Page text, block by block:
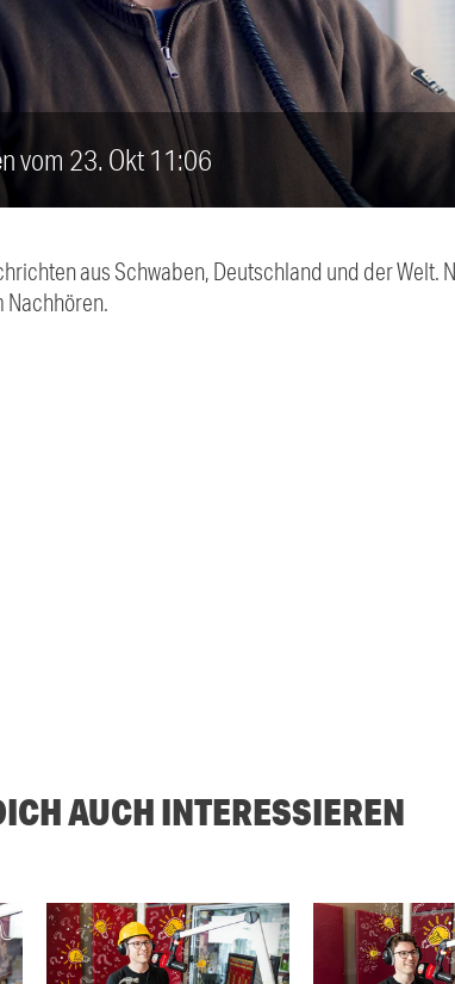
vom 23. Okt 11:06
aus Schwaben, Deutschland und der Welt.
AUCH INTERESSIEREN